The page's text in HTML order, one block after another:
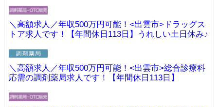
＼高額求人／年収500万円可能！<出雲市>ドラッグス
トア求人です！【年間休日113日】うれしい土日休み♪
＼高額求人／年収500万円可能！<出雲市>総合診療科
応需の調剤薬局求人です！【年間休日113日】